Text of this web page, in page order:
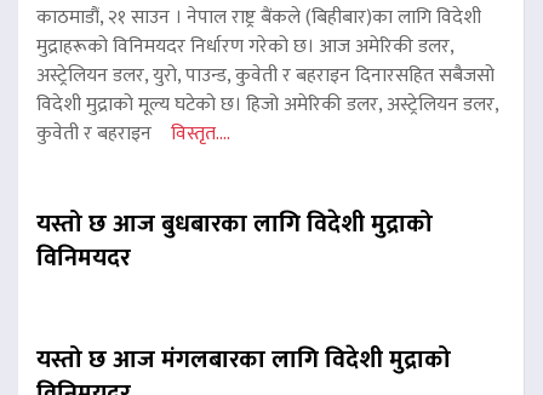
काठमाडौं, २१ साउन । नेपाल राष्ट्र बैंकले (बिहीबार)का लागि विदेशी
मुद्राहरूको विनिमयदर निर्धारण गरेको छ। आज अमेरिकी डलर,
अस्ट्रेलियन डलर, युरो, पाउन्ड, कुवेती र बहराइन दिनारसहित सबैजसो
विदेशी मुद्राको मूल्य घटेको छ। हिजो अमेरिकी डलर, अस्ट्रेलियन डलर,
कुवेती र बहराइन विस्तृत....
यस्तो छ आज बुधबारका लागि विदेशी मुद्राको
विनिमयदर
यस्तो छ आज मंगलबारका लागि विदेशी मुद्राको